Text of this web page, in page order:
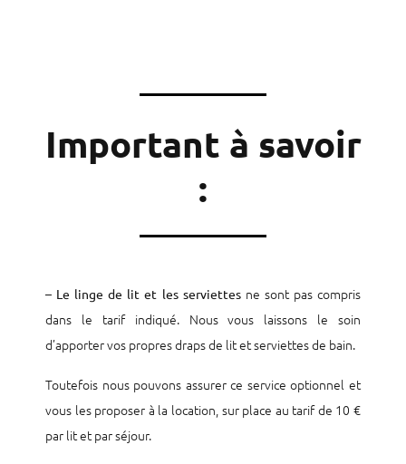
Important à savoir
:
– Le linge de lit et les serviettesne sont pas compris
dans le tarif indiqué. Nous vous laissons le soin
d’apporter vos propres draps de lit et serviettes de bain.
Toutefois nous pouvons assurer ce service optionnel et
vous les proposer à la location, sur place au tarif de 10 €
par lit et par séjour.